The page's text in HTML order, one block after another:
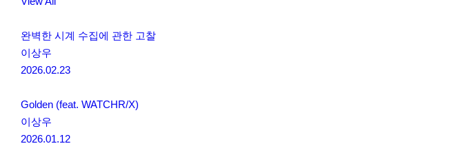
완벽한 시계 수집에 관한 고찰
이상우
2026.02.23
Golden (feat. WATCHR/X)
이상우
2026.01.12